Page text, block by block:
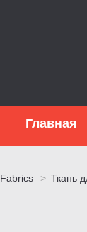
Главная
Fabrics > Ткань